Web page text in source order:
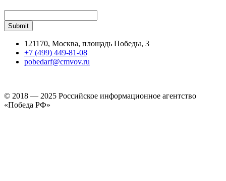
121170, Москва, площадь Победы, 3
+7 (499) 449-81-08
pobedarf@cmvov.ru
© 2018 — 2025 Российское информационное агентство
«Победа РФ»